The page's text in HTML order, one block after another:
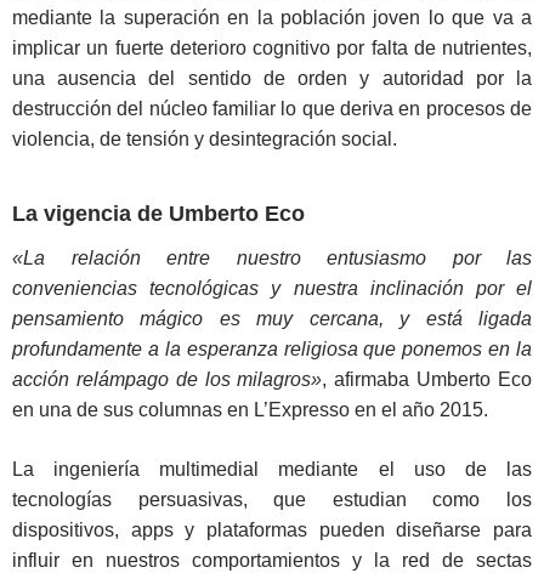
mediante la superación en la población joven lo que va a
implicar un fuerte deterioro cognitivo por falta de nutrientes,
una ausencia del sentido de orden y autoridad por la
destrucción del núcleo familiar lo que deriva en procesos de
violencia, de tensión y desintegración social.
La vigencia de Umberto Eco
«La relación entre nuestro entusiasmo por las
conveniencias tecnológicas y nuestra inclinación por el
pensamiento mágico es muy cercana, y está ligada
profundamente a la esperanza religiosa que ponemos en la
acción relámpago de los milagros», afirmaba Umberto Eco
en una de sus columnas en L’Expresso en el año 2015.
La ingeniería multimedial mediante el uso de las
tecnologías persuasivas, que estudian como los
dispositivos, apps y plataformas pueden diseñarse para
influir en nuestros comportamientos y la red de sectas